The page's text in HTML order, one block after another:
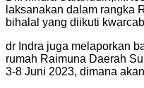
laksanakan dalam rangka
bihalal yang diikuti
dr Indra juga melaporkan
rumah Raimuna Daerah
3-8 Juni 2023, dimana